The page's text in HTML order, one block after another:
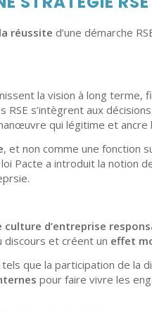
réussite d’une démarche
la vision à long
RSE s’intègrent aux
qui légitime et ancre
, et non comme une fonction
Pacte a introduit la notion
culture d’entreprise
discours et créent un effet
que la participation de la
pour faire vivre les